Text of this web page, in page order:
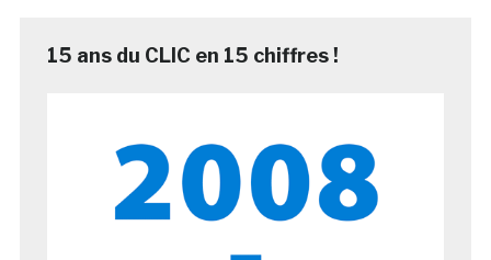
15 ans du CLIC en 15 chiffres !